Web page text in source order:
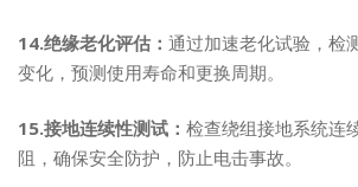
14.绝缘老化评估： 通过加速老化试验，检
变化，预测使用寿命和更换周期。
15.接地连续性测试： 检查绕组接地系统连
阻，确保安全防护，防止电击事故。